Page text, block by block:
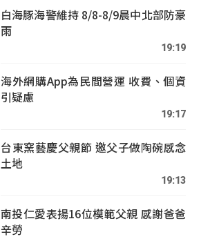
白海豚海警維持 8/8-8/9晨中北部防豪
雨
19:19
海外網購App為民間營運 收費、個資
引疑慮
19:17
台東窯藝慶父親節 邀父子做陶碗感念
土地
19:13
南投仁愛表揚16位模範父親 感謝爸爸
辛勞